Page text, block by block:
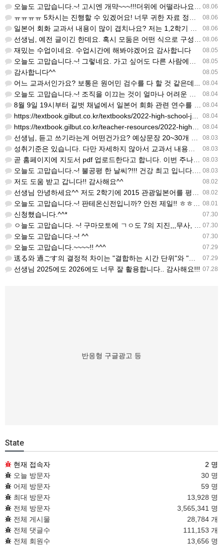
08.06
오늘도 고맙습니다.~! 고시엔 개먁~~~!!!더위에 어떨라나요...감사합니다. ^^
08.06
ㅠㅠㅠㅠ 5차시는 진행할 수 있겠어요! 너무 귀한 자료 정말 감사합니다!!!
08.06
일본어 회화 교과서 내용이 많이 겹치나요? 저는 1,2학기 출판사가 달라서인지, 회화 단어와 분량이 더 많다…
08.06
선생님, 예전 글이긴 한데요. 혹시 모둠은 어떤 식으로 구성하셨을까요? 진단평가를 보시고 모둠장(도우미학생)…
08.05
재밌는 수업이네요. 수업시간에 해봐야겠어요 감사합니다
08.05
오늘도 고맙습니다.~! 그렇네요. 가고 싶어도 다른 사람에게 민폐는 안되는 것... 감사해요. ^^
08.05
감사합니다^^
08.04
어느 교과서인가요? 보통은 원어민 검수를 다 할 것 같은데...
08.04
오늘도 고맙습니다.~! 조직을 이끄는 것이 얼마나 어려운 일일까요? 우선 봉사하는 마음이 필요!!! 감사해요…
08.04
8월 9일 19시부터 길벗 채널에서 일본어 회화 관련 연수를 저작 직강으로 한다고 합니다. 많이 도움이 되실…
08.04
https://textbook.gilbut.co.kr/textbooks/2022-high-school-jap…
08.04
https://textbook.gilbut.co.kr/teacher-resources/2022-high-sc…
08.03
선생님, 듣고 쓰기라는게 어떤건가요? 예상문장 20~30개 중 몇개를 틀어주고 들리는대로 쓰는 건가요? 자세…
08.03
성취기준은 있습니다. 다만 자세하지 않아서 교과서 내용에 맞게 좀 더 구체적으로 재구조화를 하신 선생님이 계…
08.03
곧 홈페이지에 지도서 pdf 업로드한다고 합니다. 이번 주나 다음 주에 e-book 기반 전자저작물도 업로드…
08.03
오늘도 고맙습니다.~! 불공평 한 날씨?!!! 건강 최고 입니다. ^^
08.02
저도 도움 받고 갑니다!! 감사해요^^
08.02
선생님 안녕하세요^^ 저도 2학기에 2015 관광일본어를 평가계획을 세우려고 하는데. ..아무리 찾아도 없어…
08.01
오늘도 고맙습니다.~! 판테온신전입니까? 안전 제일!! ㅎㅎ 감사해요. ^^
07.30
신청했습니다.^^*
07.30
ㅇ늘도 고맙습니다. ~! 구마모토에 ㄱㅇ도 7의 지진,,,무사, 안전을 기도 합니다. 감사해요...
07.30
오늘도 고맙습니다.~! ^^
07.29
오늘도 고맙습니다.~~~~!! ^^^
07.29
送る와 過ごす의 결정적 차이는 "결합하는 시간 단위"와 "묘사 대상"입니다. 過ごす 하루, 오후, 주말, 휴…
07.28
선생님 2025에도 2026에도 너무 잘 활용합니다.. 감사해요!!!
반응형 구글광고 등
State
현재 접속자
2 명
오늘 방문자
30 명
어제 방문자
59 명
최대 방문자
13,928 명
전체 방문자
3,565,341 명
전체 게시물
28,784 개
전체 댓글수
111,153 개
전체 회원수
13,656 명